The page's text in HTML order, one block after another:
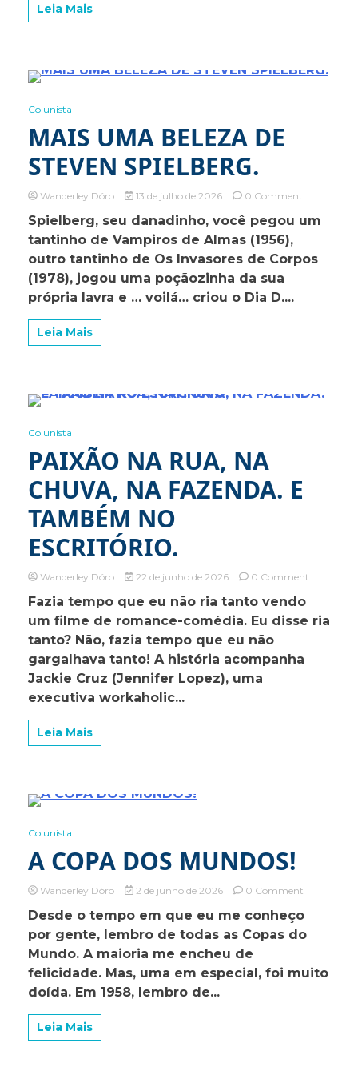
Leia Mais
Colunista
MAIS UMA BELEZA DE
STEVEN SPIELBERG.
Wanderley Dóro 13 de julho de 2026 0 Commenton
UMA
STEVEN
Spielberg, seu danadinho, você pegou um
tantinho de Vampiros de Almas (1956),
outro tantinho de Os Invasores de Corpos
(1978), jogou uma poçãozinha da sua
própria lavra e … voilá… criou o Dia D....
Leia Mais
Colunista
PAIXÃO NA RUA, NA
CHUVA, NA FAZENDA. E
TAMBÉM NO
ESCRITÓRIO.
Wanderley Dóro 22 de junho de 2026 0 Commenton
RUA,
Fazia tempo que eu não ria tanto vendo
um filme de romance-comédia. Eu disse ria
tanto? Não, fazia tempo que eu não
gargalhava tanto! A história acompanha
Jackie Cruz (Jennifer Lopez), uma
executiva workaholic...
Leia Mais
Colunista
A COPA DOS MUNDOS!
Wanderley Dóro 2 de junho de 2026 0 Commenton
COPA
DOS
Desde o tempo em que eu me conheço
por gente, lembro de todas as Copas do
Mundo. A maioria me encheu de
felicidade. Mas, uma em especial, foi muito
doída. Em 1958, lembro de...
Leia Mais